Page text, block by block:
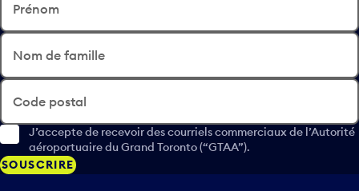
Prénom
Nom de famille
Code postal
J’accepte de recevoir des courriels commerciaux de l’Autorité
aéroportuaire du Grand Toronto (“GTAA”).
SOUSCRIRE